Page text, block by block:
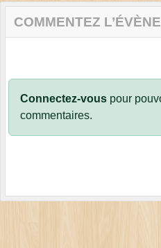
COMMENTEZ
Connectez-vous pour
commentaires.